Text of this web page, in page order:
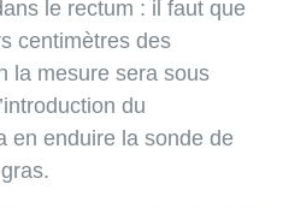
le rectum : il faut que
centimètres des
la mesure sera sous
du
en enduire la sonde de